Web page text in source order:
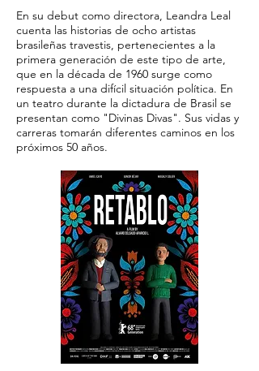
En su debut como directora, Leandra Leal
cuenta las historias de ocho artistas
brasileñas travestis, pertenecientes a la
primera generación de este tipo de arte,
que en la década de 1960 surge como
respuesta a una difícil situación política. En
un teatro durante la dictadura de Brasil se
presentan como "Divinas Divas". Sus vidas y
carreras tomarán diferentes caminos en los
próximos 50 años.